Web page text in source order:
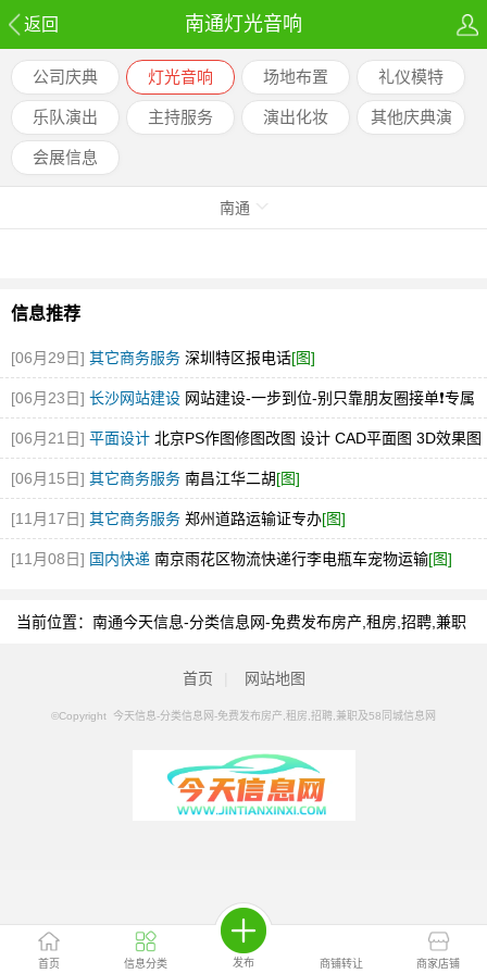
返回 南通灯光音响
首页 信息分类 发布 商铺转让 商家店铺
公司庆典 灯光音响 场地布置 礼仪模特
乐队演出 主持服务 演出化妆
其他庆典演
会展信息
南通
信息推荐
[06月29日] 其它商务服务 深圳特区报电话[图]
[06月23日] 长沙网站建设 网站建设-一步到位-别只靠朋友圈接单❗️专属
才是创业底牌✨
[06月21日] 平面设计 北京PS作图修图改图 设计 CAD平面图 3D效果图
[图]
[06月15日] 其它商务服务 南昌江华二胡[图]
[11月17日] 其它商务服务 郑州道路运输证专办[图]
[11月08日] 国内快递 南京雨花区物流快递行李电瓶车宠物运输[图]
当前位置： 南通今天信息-分类信息网-免费发布房产,租房,招聘,兼职
首页 网站地图
©Copyright 今天信息-分类信息网-免费发布房产,租房,招聘,兼职及58同城信息网